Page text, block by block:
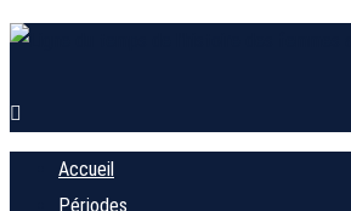
Accueil
Périodes